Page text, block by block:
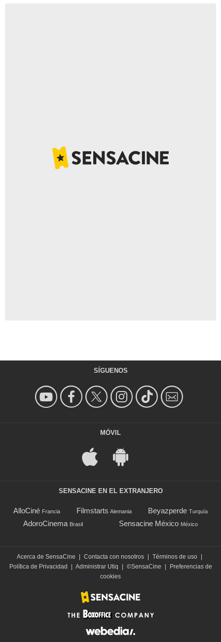
SÍGUENOS
MÓVIL
SENSACINE EN EL EXTRANJERO
AlloCiné Francia Filmstarts Alemania Beyazperde Turquía
AdoroCinema Brasil Sensacine México México
Acerca de SensaCine Contacta con nosotros Términos de uso
Política de Privacidad
Administrar Utiq ©SensaCine
Preferencias de
cookies